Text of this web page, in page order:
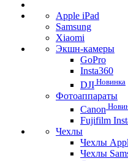
Apple iPad
Samsung
Xiaomi
Экшн-камеры
GoPro
Insta360
DJI Новинка
Фотоаппараты
Canon
Fujifilm
Чехлы
Чехлы
Чехлы